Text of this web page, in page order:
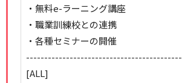
・無料e-ラーニング講座
・職業訓練校との連携
・各種セミナーの開催
-------------------------------------------
[ALL]